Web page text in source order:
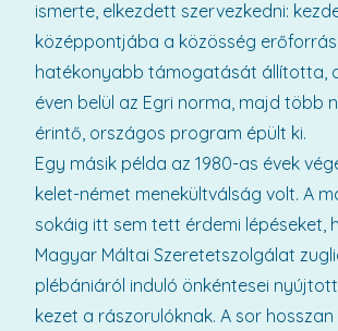
ismerte, elkezdett szervezkedni:
középpontjába a közösség
hatékonyabb támogatását állította,
éven belül az Egri norma, majd több
érintő, országos program épült ki.
Egy másik példa az 1980-as évek
kelet-német menekültválság volt. A
sokáig itt sem tett érdemi lépéseket,
Magyar Máltai Szeretetszolgálat
plébániáról induló önkéntesei
kezet a rászorulóknak. A sor